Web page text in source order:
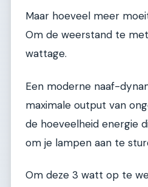
Maar hoeveel meer
Om de weerstand te
wattage.
Een moderne naaf-
maximale output van
de hoeveelheid energie
om je lampen aan te
Om deze 3 watt op te